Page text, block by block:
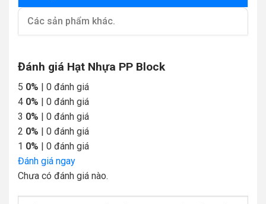
Các sản phẩm khác.
Đánh giá Hạt Nhựa PP Block
5 0% | 0 đánh giá
4 0% | 0 đánh giá
3 0% | 0 đánh giá
2 0% | 0 đánh giá
1 0% | 0 đánh giá
Đánh giá ngay
Chưa có đánh giá nào.